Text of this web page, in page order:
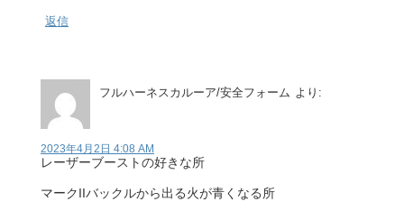
返信
フルハーネスカルーア/安全フォーム より:
2023年4月2日 4:08 AM
レーザーブーストの好きな所
マークIIバックルから出る火が青くなる所